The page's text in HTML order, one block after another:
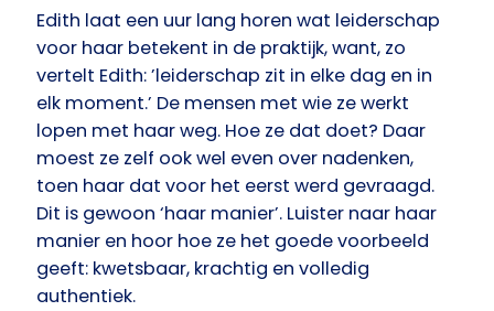
Edith laat een uur lang horen wat leiderschap
voor haar betekent in de praktijk, want, zo
vertelt Edith: ’leiderschap zit in elke dag en in
elk moment.’ De mensen met wie ze werkt
lopen met haar weg. Hoe ze dat doet? Daar
moest ze zelf ook wel even over nadenken,
toen haar dat voor het eerst werd gevraagd.
Dit is gewoon ‘haar manier’. Luister naar haar
manier en hoor hoe ze het goede voorbeeld
geeft: kwetsbaar, krachtig en volledig
authentiek.